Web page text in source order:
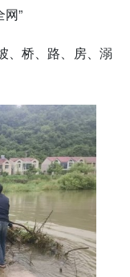
网”
、桥、路、房、溺